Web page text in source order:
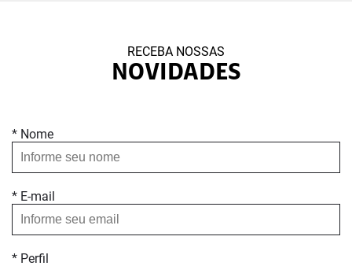
RECEBA NOSSAS
NOVIDADES
* Nome
* E-mail
* Perfil